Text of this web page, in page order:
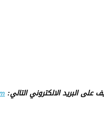
على البريد الالكتروني التالي: